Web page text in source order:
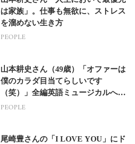
は家族」。仕事も無欲に、ストレス
を溜めない生き方
PEOPLE
山本耕史さん（49歳）「オファーは
僕のカラダ目当てらしいです
（笑）」全編英語ミュージカルへの
挑戦
PEOPLE
尾崎豊さんの「I LOVE YOU」にド